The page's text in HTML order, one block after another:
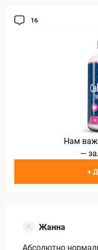
16
Нам
—
+
Жанна
Абсолютно